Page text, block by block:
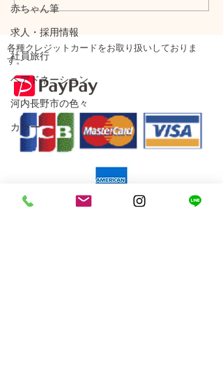
赤ちゃん筆
求人・採用情報
社員旅行
ヘアドネーション
河内長野市の色々
カラー
各種クレジットカードをお取り扱いしておりま
す。